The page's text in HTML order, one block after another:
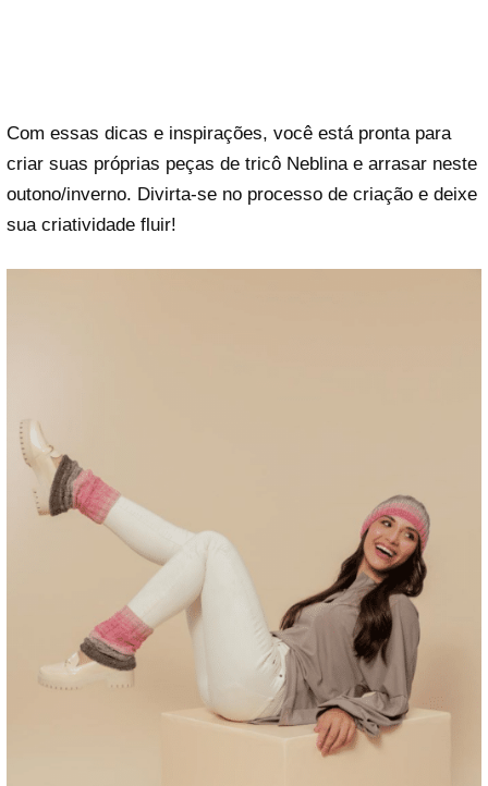
Com essas dicas e inspirações, você está pronta para
criar suas próprias peças de tricô Neblina e arrasar neste
outono/inverno. Divirta-se no processo de criação e deixe
sua criatividade fluir!